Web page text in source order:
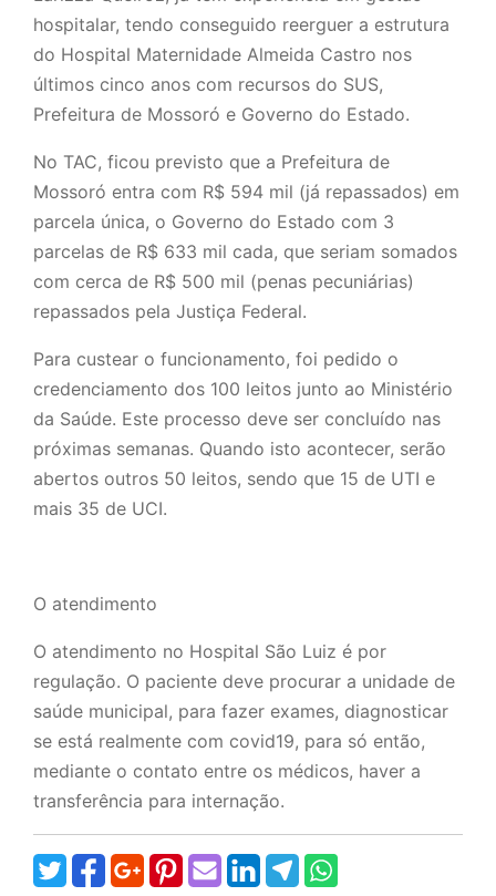
hospitalar, tendo conseguido reerguer a estrutura
do Hospital Maternidade Almeida Castro nos
últimos cinco anos com recursos do SUS,
Prefeitura de Mossoró e Governo do Estado.
No TAC, ficou previsto que a Prefeitura de
Mossoró entra com R$ 594 mil (já repassados) em
parcela única, o Governo do Estado com 3
parcelas de R$ 633 mil cada, que seriam somados
com cerca de R$ 500 mil (penas pecuniárias)
repassados pela Justiça Federal.
Para custear o funcionamento, foi pedido o
credenciamento dos 100 leitos junto ao Ministério
da Saúde. Este processo deve ser concluído nas
próximas semanas. Quando isto acontecer, serão
abertos outros 50 leitos, sendo que 15 de UTI e
mais 35 de UCI.
O atendimento
O atendimento no Hospital São Luiz é por
regulação. O paciente deve procurar a unidade de
saúde municipal, para fazer exames, diagnosticar
se está realmente com covid19, para só então,
mediante o contato entre os médicos, haver a
transferência para internação.